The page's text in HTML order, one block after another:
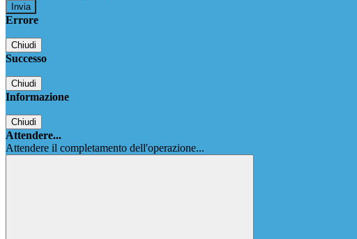
Errore
Chiudi
Successo
Chiudi
Informazione
Chiudi
Attendere...
Attendere il completamento dell'operazione...